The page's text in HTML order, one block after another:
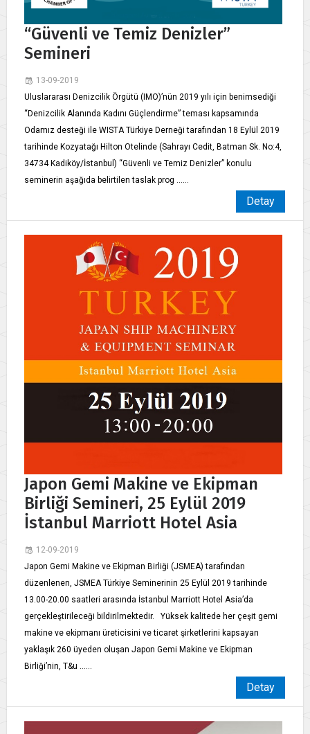
“Güvenli ve Temiz Denizler”
Semineri
13-09-2019
Uluslararası Denizcilik Örgütü (IMO)’nün 2019 yılı için benimsediği
“Denizcilik Alanında Kadını Güçlendirme” teması kapsamında
Odamız desteği ile WISTA Türkiye Derneği tarafından 18 Eylül 2019
tarihinde Kozyatağı Hilton Otelinde (Sahrayı Cedit, Batman Sk. No:4,
34734 Kadiköy/İstanbul) “Güvenli ve Temiz Denizler” konulu
seminerin aşağıda belirtilen taslak prog ......
Detay
Japon Gemi Makine ve Ekipman
Birliği Semineri, 25 Eylül 2019
İstanbul Marriott Hotel Asia
12-09-2019
Japon Gemi Makine ve Ekipman Birliği (JSMEA) tarafından
düzenlenen, JSMEA Türkiye Seminerinin 25 Eylül 2019 tarihinde
13.00-20.00 saatleri arasında İstanbul Marriott Hotel Asia’da
gerçekleştirileceği bildirilmektedir. Yüksek kalitede her çeşit gemi
makine ve ekipmanı üreticisini ve ticaret şirketlerini kapsayan
yaklaşık 260 üyeden oluşan Japon Gemi Makine ve Ekipman
Birliği’nin, T&u ......
Detay